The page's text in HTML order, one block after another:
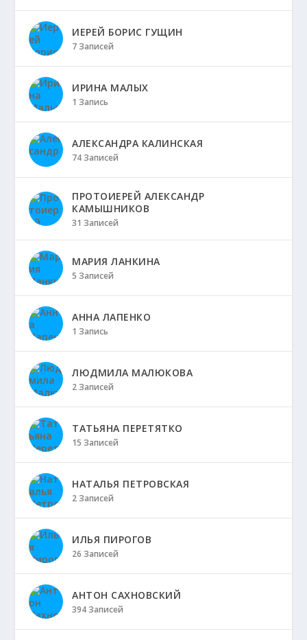
ИЕРЕЙ БОРИС ГУЩИН
7 Записей
ИРИНА МАЛЫХ
1 Запись
АЛЕКСАНДРА КАЛИНСКАЯ
74 Записей
ПРОТОИЕРЕЙ АЛЕКСАНДР
КАМЫШНИКОВ
31 Записей
МАРИЯ ЛАНКИНА
5 Записей
АННА ЛАПЕНКО
1 Запись
ЛЮДМИЛА МАЛЮКОВА
2 Записей
ТАТЬЯНА ПЕРЕТЯТКО
15 Записей
НАТАЛЬЯ ПЕТРОВСКАЯ
2 Записей
ИЛЬЯ ПИРОГОВ
26 Записей
АНТОН САХНОВСКИЙ
394 Записей